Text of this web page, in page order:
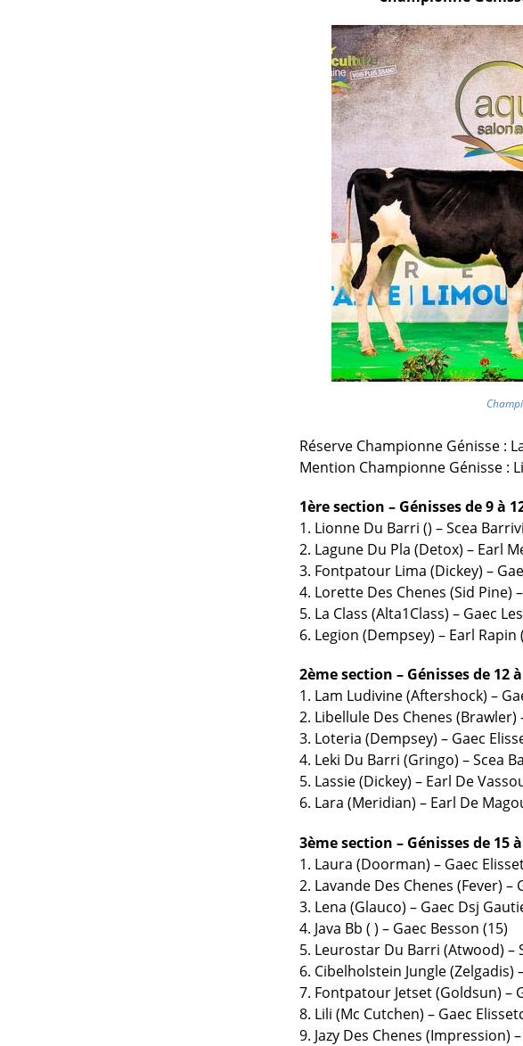
Réserve Championne Génisse :
Mention Championne Génisse :
1ère section – Génisses de 9 à
1. Lionne Du Barri () – Scea
2. Lagune Du Pla (Detox) – Earl
3. Fontpatour Lima (Dickey) –
4. Lorette Des Chenes (Sid Pine)
5. La Class (Alta1Class) – Gaec
6. Legion (Dempsey) – Earl Rapin
2ème section – Génisses de 12
1. Lam Ludivine (Aftershock) –
2. Libellule Des Chenes (Brawler)
3. Loteria (Dempsey) – Gaec
4. Leki Du Barri (Gringo) – Scea
5. Lassie (Dickey) – Earl De
6. Lara (Meridian) – Earl De
3ème section – Génisses de 15
1. Laura (Doorman) – Gaec
2. Lavande Des Chenes (Fever) –
3. Lena (Glauco) – Gaec Dsj
4. Java Bb ( ) – Gaec Besson (15)
5. Leurostar Du Barri (Atwood) –
6. Cibelholstein Jungle (Zelgadis)
7. Fontpatour Jetset (Goldsun) –
8. Lili (Mc Cutchen) – Gaec
9. Jazy Des Chenes (Impression)